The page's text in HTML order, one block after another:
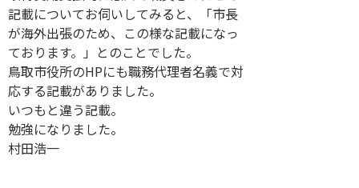
記載についてお伺いしてみると、「市長
が海外出張のため、この様な記載になっ
ております。」とのことでした。
鳥取市役所のHPにも職務代理者名義で対
応する記載がありました。
いつもと違う記載。
勉強になりました。
村田浩一